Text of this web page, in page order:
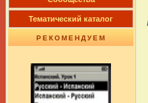
Тематический каталог
РЕКОМЕНДУЕМ